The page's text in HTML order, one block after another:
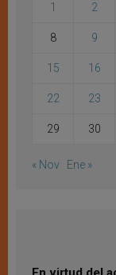
1 2
8 9
15 16
22 23
29 30
« Nov Ene »